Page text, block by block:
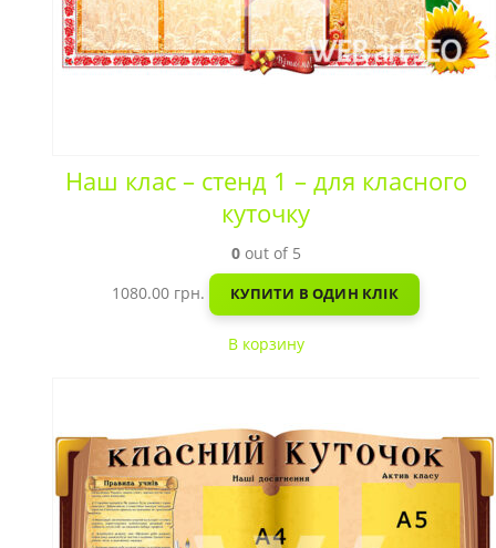
Наш клас – стенд 1 – для класного
куточку
0out of 5
1080.00 грн. КУПИТИ В ОДИН КЛІК
В корзину